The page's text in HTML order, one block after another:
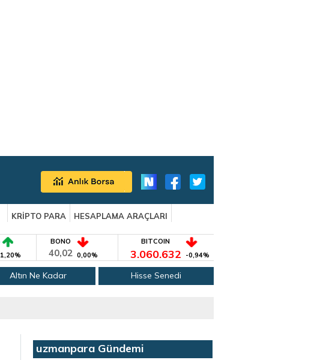
KRİPTO PARA
HESAPLAMA ARAÇLARI
1,20%
BONO
40,02 0,00%
BITCOIN
3.060.632 -0,94%
Altın Ne Kadar Hisse Senedi
uzmanpara Gündemi